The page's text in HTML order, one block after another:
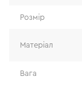
Розмір
Матеріал
Вага